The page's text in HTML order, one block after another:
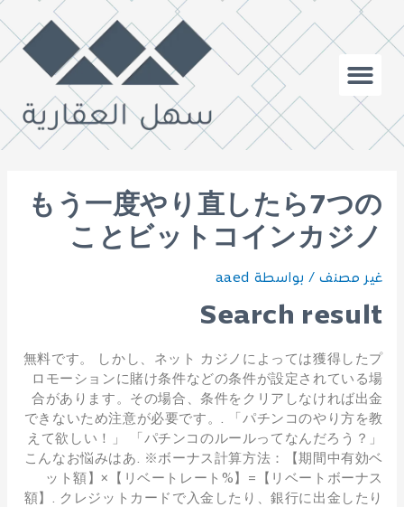
もう一度やり直したら7つの
ことビットコインカジノ
غير مصنف/ بواسطة aaed
Search result
無料です。 しかし、ネット カジノによっては獲得したプ
ロモーションに賭け条件などの条件が設定されている場
合があります。その場合、条件をクリアしなければ出金
できないため注意が必要です。. 「パチンコのやり方を教
えて欲しい！」 「パチンコのルールってなんだろう？」
こんなお悩みはあ. ※ボーナス計算方法：【期間中有効ベ
ット額】×【リベートレート%】=【リベートボーナス
額】. クレジットカードで入金したり、銀行に出金したり